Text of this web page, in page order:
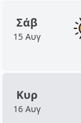
Σάβ
15 Αυγ
Κυρ
16 Αυγ